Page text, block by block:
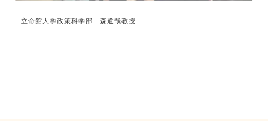
立命館大学政策科学部 森道哉教授